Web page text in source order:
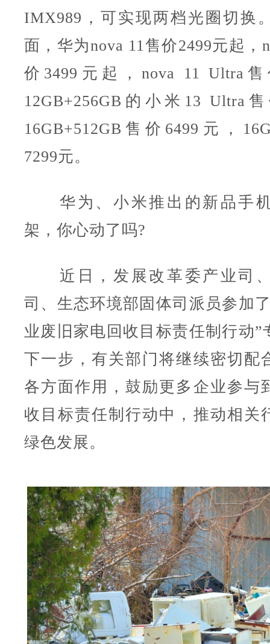
IMX989，可实现两档光圈切换
面，华为nova 11售价2499元起，
价3499元起，nova 11 Ultra
12GB+256GB的小米13 Ultra
16GB+512GB售价6499元，
7299元。
华为、小米推出的新品手
架，你心动了吗?
近日，发展改革委产业司
司、生态环境部固体司派员参加
业废旧家电回收目标责任制行动”
下一步，有关部门将继续密切配
各方面作用，鼓励更多企业参与
收目标责任制行动中，推动相关
绿色发展。